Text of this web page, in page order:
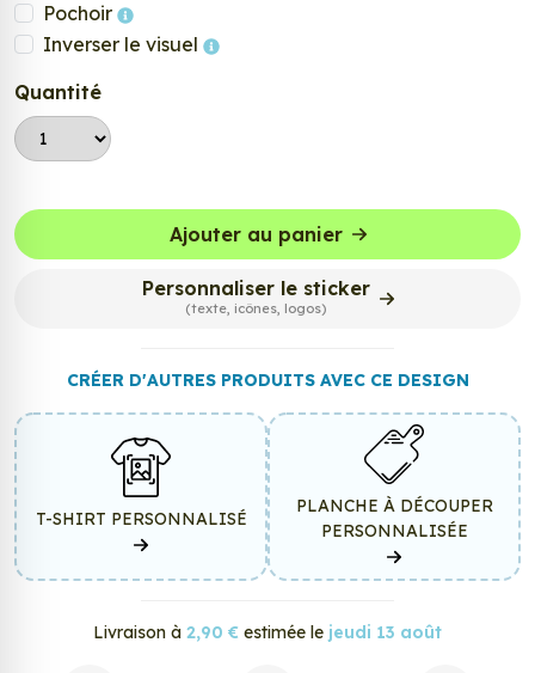
Pochoir
Inverser le visuel
Quantité
Ajouter au panier
Personnaliser le sticker
(texte, icônes, logos)
CRÉER D'AUTRES PRODUITS AVEC CE DESIGN
T-SHIRT PERSONNALISÉ
PLANCHE À DÉCOUPER
PERSONNALISÉE
Livraison à 2,90 € estimée le jeudi 13 août